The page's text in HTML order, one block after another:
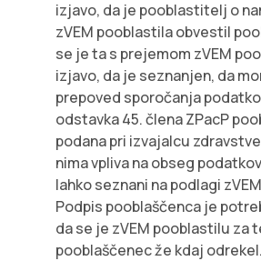
izjavo, da je pooblastitelj o
zVEM pooblastila obvestil
se je ta s prejemom zVEM
izjavo, da je seznanjen, da
prepoved sporočanja
odstavka 45. člena ZPacP
podana pri izvajalcu
nima vpliva na obseg
lahko seznani na podlagi
Podpis pooblaščenca je
da se je zVEM pooblastilu za
pooblaščenec že kdaj odrekel.